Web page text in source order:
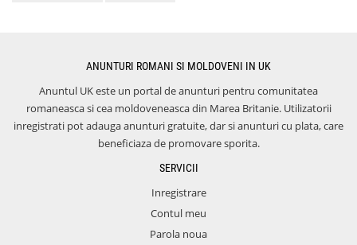
ANUNTURI ROMANI SI MOLDOVENI IN UK
Anuntul UK este un portal de anunturi pentru comunitatea
romaneasca si cea moldoveneasca din Marea Britanie. Utilizatorii
inregistrati pot adauga anunturi gratuite, dar si anunturi cu plata, care
beneficiaza de promovare sporita.
SERVICII
Inregistrare
Contul meu
Parola noua